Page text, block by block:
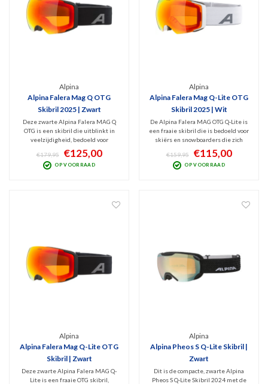
Alpina
Alpina Falera Mag Q OTG
Skibril 2025 | Zwart
Deze zwarte Alpina Falera MAG Q
OTG is een skibril die uitblinkt in
veelzijdigheid, bedoeld voor
wintersporters die zich graag
voorbereiden op wisselende
weersomstandigheden. V.v. handig,
€179,95 €125,00
OP VOORRAAD
Alpina
Alpina Falera Mag Q-Lite OTG
Skibril 2025 | Wit
De Alpina Falera MAG OTG Q-Lite is
een fraaie skibril die is bedoeld voor
skiërs en snowboarders die zich
willen voorbereiden op wisselende
weersomstandigheden. Dat kan
dankzij de 2 meegeleverde lenzen
€159,95 €115,00
OP VOORRAAD
Alpina
Alpina Falera Mag Q-Lite OTG
Skibril | Zwart
Deze zwarte Alpina Falera MAG Q-
Lite is een fraaie OTG skibril,
Alpina
Alpina Pheos S Q-Lite Skibril |
Zwart
Dit is de compacte, zwarte Alpina
Pheos S Q-Lite Skibril 2024 met de